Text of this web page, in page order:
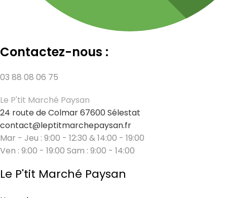
Contactez-nous :
03 88 08 06 75
Le P'tit Marché Paysan
24 route de Colmar 67600 Sélestat
contact@leptitmarchepaysan.fr
Mar - Jeu : 9:00 - 12:30 & 14:00 - 19:00
Ven : 9:00 - 19:00 Sam : 9:00 - 14:00
Le P'tit Marché Paysan